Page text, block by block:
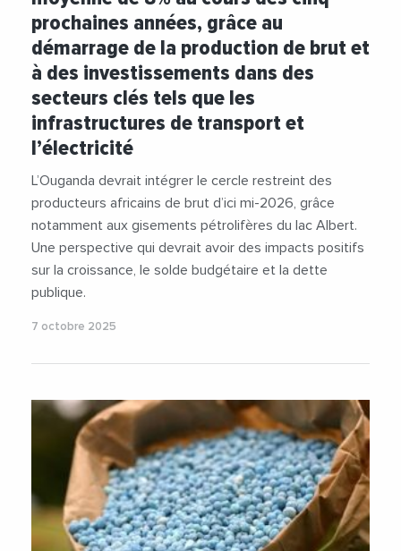
prochaines années, grâce au
démarrage de la production de brut et
à des investissements dans des
secteurs clés tels que les
infrastructures de transport et
l’électricité
L’Ouganda devrait intégrer le cercle restreint des
producteurs africains de brut d’ici mi-2026, grâce
notamment aux gisements pétrolifères du lac Albert.
Une perspective qui devrait avoir des impacts positifs
sur la croissance, le solde budgétaire et la dette
publique.
7 octobre 2025